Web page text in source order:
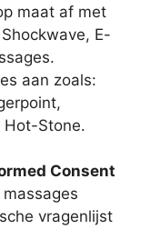
maat af met
E-
aan zoals:
Hot-Stone.
Consent
vragenlijst